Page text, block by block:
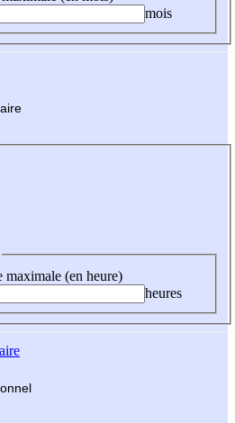
mois
maximale (en heure)
heures